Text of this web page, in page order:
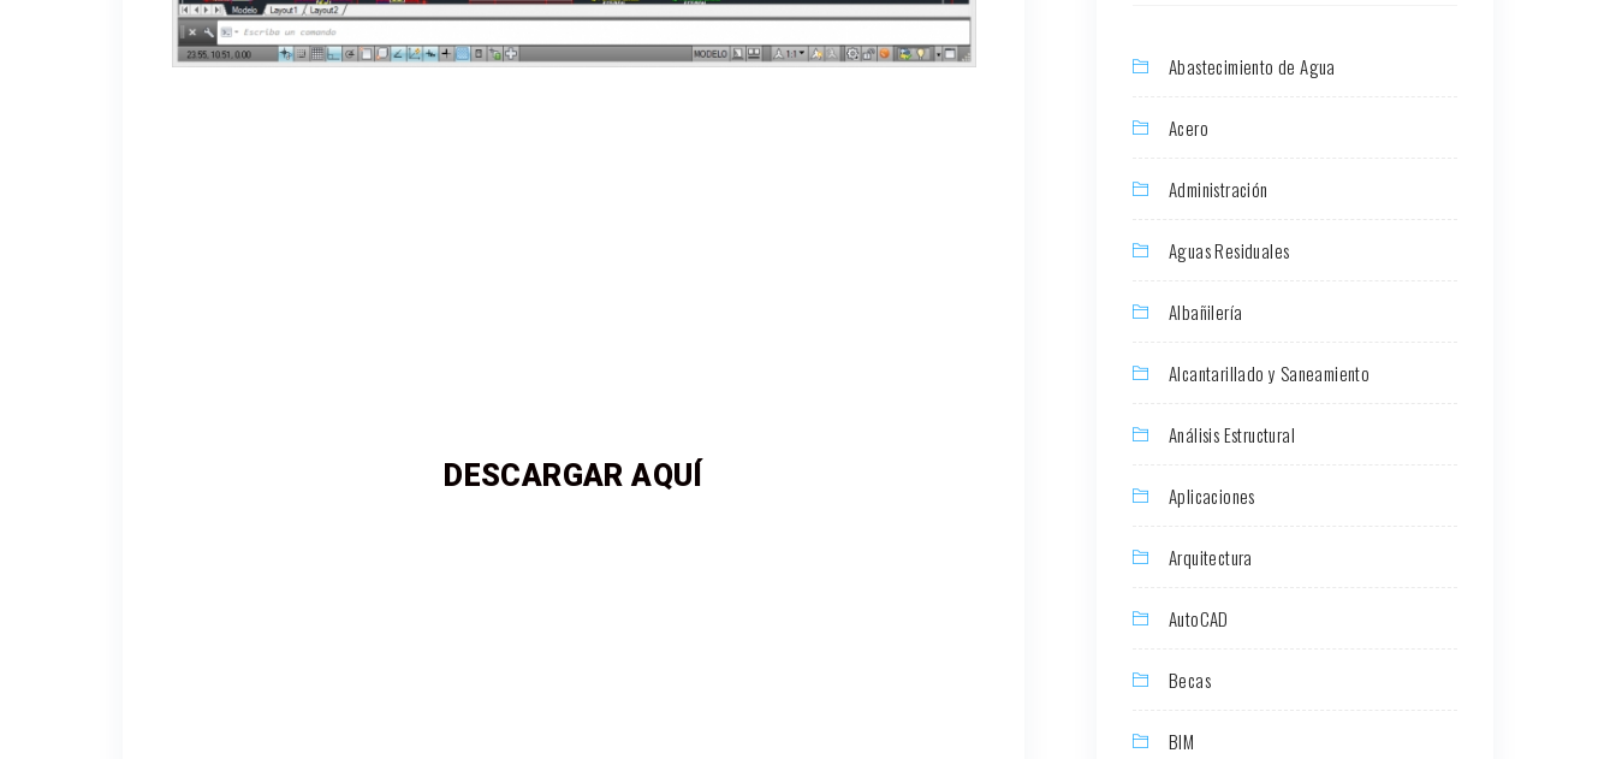
DESCARGAR AQUÍ
Abastecimiento de Agua
Acero
Administración
Aguas Residuales
Albañilería
Alcantarillado y Saneamiento
Análisis Estructural
Aplicaciones
Arquitectura
AutoCAD
Becas
BIM